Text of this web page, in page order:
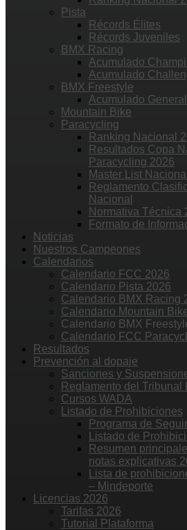
Pista
Récords Élites
Récords Juveniles
BMX Racing
Acumulado
Acumulado
BMX Freestyle
Acumulado
Mountain Bike
Paracycling
Ranking Nacional
Resultados Copa
Paracycling 2026
Master List
Reglamento
Nacional
Normativa Técnica
Formato de
Noticias
Nuestros Campeones
Calendarios
Calendario FCC 2026
Calendario Pista 2026
Calendario BMX Racing
Calendario Mountain
Calendario BMX
Calendario FCC
Resultados
Prevención al dopaje
Sanciones y
Reglamento del
Cursos WADA
Listado de Prohibiciones
Programa de
Listado de
Resumen
notas explicativas
Lista de
– Mindeporte
Licencias 2026
Tarifas 2026
Tutorial Plataforma